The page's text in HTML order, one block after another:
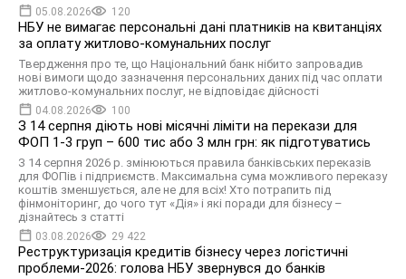
05.08.2026 120
НБУ не вимагає персональні дані платників на квитанціях
за оплату житлово-комунальних послуг
Твердження про те, що Національний банк нібито запровадив
нові вимоги щодо зазначення персональних даних під час оплати
житлово-комунальних послуг, не відповідає дійсності
04.08.2026 100
З 14 серпня діють нові місячні ліміти на перекази для
ФОП 1-3 груп – 600 тис або 3 млн грн: як підготуватись
З 14 серпня 2026 р. змінюються правила банківських переказів
для ФОПів і підприємств. Максимальна сума можливого переказу
коштів зменшується, але не для всіх! Хто потрапить під
фінмоніторинг, до чого тут «Дія» і які поради для бізнесу –
дізнайтесь з статті
03.08.2026 29 422
Реструктуризація кредитів бізнесу через логістичні
проблеми-2026: голова НБУ звернувся до банків